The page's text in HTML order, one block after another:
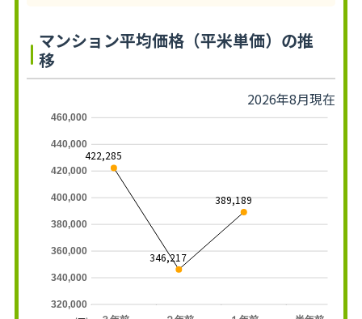
マンション平均価格（平米単価）の推
移
2026年8月現在
320,000
340,000
360,000
380,000
400,000
420,000
440,000
460,000
422,285
346,217
389,189